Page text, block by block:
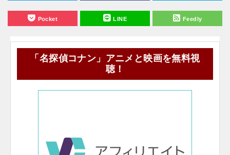
Pocket LINE Feedly
「名探偵コナン」アニメと映画を無料視
聴！